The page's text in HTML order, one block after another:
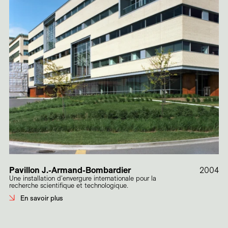
Pavillon J.-Armand-Bombardier
Une installation d'envergure internationale pour la
recherche scientifique et technologique.
En savoir plus
2004